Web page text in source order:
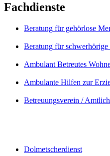
Fachdienste
Beratung für gehörlose
Beratung für schwerhörige
Ambulant Betreutes
Ambulante Hilfen zur
Betreuungsverein /
Dolmetscherdienst